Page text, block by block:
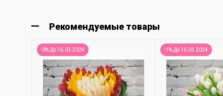
Рекомендуемые товары
-0% До 16.03.2024 -1% До 16.03.2024